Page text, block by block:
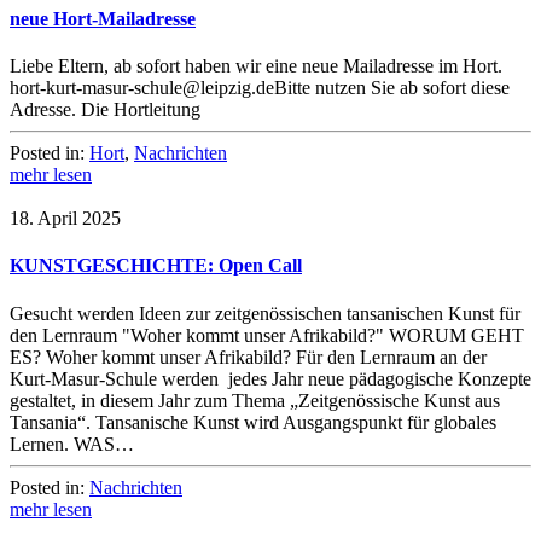
neue Hort-Mailadresse
Liebe Eltern, ab sofort haben wir eine neue Mailadresse im Hort.
hort-kurt-masur-schule@leipzig.deBitte nutzen Sie ab sofort diese
Adresse. Die Hortleitung
Posted in: Hort, Nachrichten
mehr lesen
18. April 2025
KUNSTGESCHICHTE: Open Call
Gesucht werden Ideen zur zeitgenössischen tansanischen Kunst für
den Lernraum "Woher kommt unser Afrikabild?" WORUM GEHT
ES? Woher kommt unser Afrikabild? Für den Lernraum an der
Kurt-Masur-Schule werden jedes Jahr neue pädagogische Konzepte
gestaltet, in diesem Jahr zum Thema „Zeitgenössische Kunst aus
Tansania“. Tansanische Kunst wird Ausgangspunkt für globales
Lernen. WAS…
Posted in: Nachrichten
mehr lesen